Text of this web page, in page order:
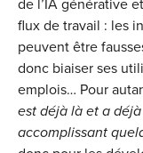
de l’IA générative
flux de travail : les
peuvent être
donc biaiser ses
emplois… Pour
est déjà là et a
accomplissant